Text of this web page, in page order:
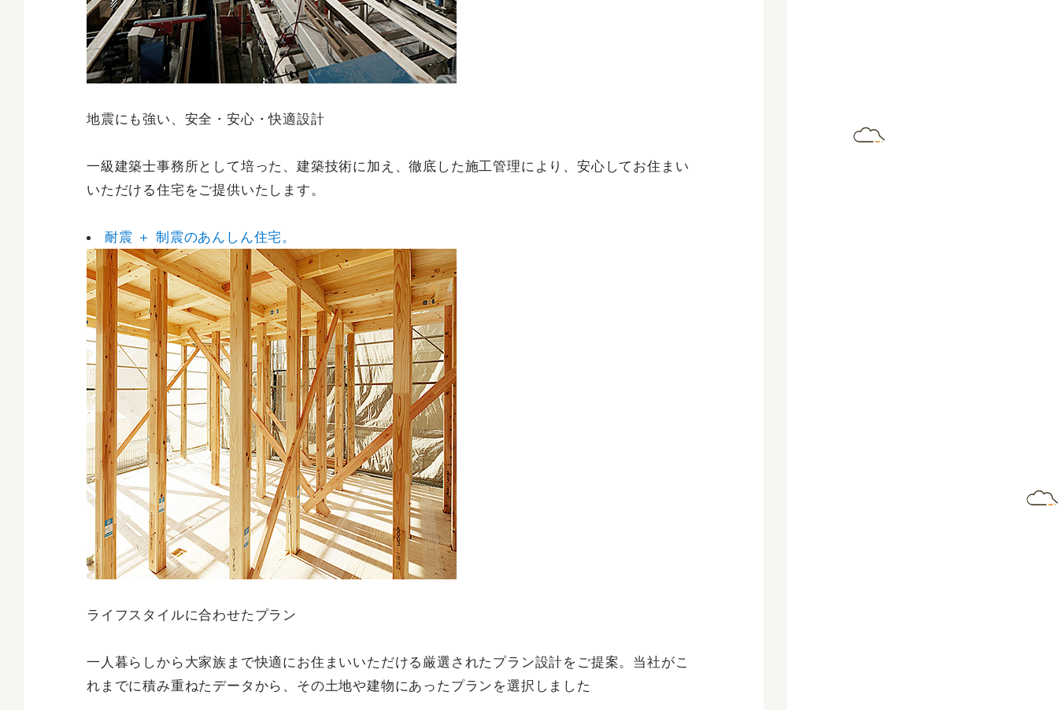
地震にも強い、安全・安心・快適設計
一級建築士事務所として培った、建築技術に加え、徹底した施工管理により、安心してお住まい
いただける住宅をご提供いたします。
耐震 ＋ 制震のあんしん住宅。
ライフスタイルに合わせたプラン
一人暮らしから大家族まで快適にお住まいいただける厳選されたプラン設計をご提案。当社がこ
れまでに積み重ねたデータから、その土地や建物にあったプランを選択しました